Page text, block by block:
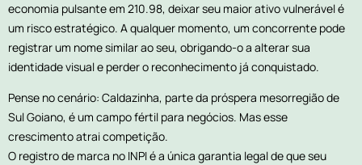
economia pulsante em 210.98, deixar seu maior ativo vulnerável é
um risco estratégico. A qualquer momento, um concorrente pode
registrar um nome similar ao seu, obrigando-o a alterar sua
identidade visual e perder o reconhecimento já conquistado.
Pense no cenário: Caldazinha, parte da próspera mesorregião de
Sul Goiano, é um campo fértil para negócios. Mas esse
crescimento atrai competição.
O registro de marca no INPI é a única garantia legal de que seu